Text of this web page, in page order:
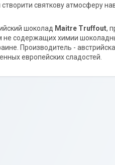
святкову атмосферу
шоколад Maitre Truffout,
не содержащих химии
Производитель -
европейских сладостей.